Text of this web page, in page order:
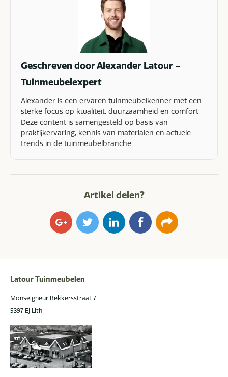
Geschreven door Alexander Latour –
Tuinmeubelexpert
Alexander is een ervaren tuinmeubelkenner met een
sterke focus op kwaliteit, duurzaamheid en comfort.
Deze content is samengesteld op basis van
praktijkervaring, kennis van materialen en actuele
trends in de tuinmeubelbranche.
Artikel delen?
Google+TwitterLinkedInFacebook E-
Latour Tuinmeubelen
Monseigneur Bekkersstraat 7
5397 EJ Lith